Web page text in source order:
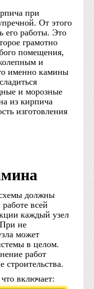
при
От этого
его работы. Это
грамотно
помещения,
и
именно камины
и морозные
из кирпича
изготовления
должны
всей
каждый узел
не
может
в целом.
работ
включает: